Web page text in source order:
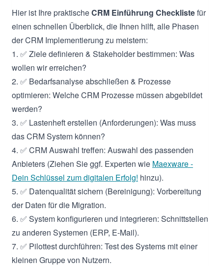
Hier ist Ihre praktischeCRM Einführung Checklistefür
einen schnellen Überblick, die Ihnen hilft, alle Phasen
der CRM Implementierung zu meistern:
1. ✅ Ziele definieren & Stakeholder bestimmen: Was
wollen wir erreichen?
2. ✅ Bedarfsanalyse abschließen & Prozesse
optimieren: Welche CRM Prozesse müssen abgebildet
werden?
3. ✅ Lastenheft erstellen (Anforderungen): Was muss
das CRM System können?
4. ✅ CRM Auswahl treffen: Auswahl des passenden
Anbieters (Ziehen Sie ggf. Experten wie Maexware -
Dein Schlüssel zum digitalen Erfolg! hinzu).
5. ✅ Datenqualität sichern (Bereinigung): Vorbereitung
der Daten für die Migration.
6. ✅ System konfigurieren und integrieren: Schnittstellen
zu anderen Systemen (ERP, E-Mail).
7. ✅ Pilottest durchführen: Test des Systems mit einer
kleinen Gruppe von Nutzern.